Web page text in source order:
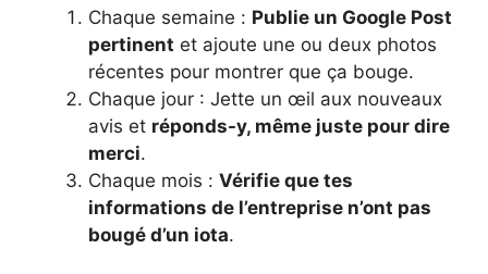
Chaque semaine : Publie un Google Post
pertinent et ajoute une ou deux photos
récentes pour montrer que ça bouge.
Chaque jour : Jette un œil aux nouveaux
avis et réponds-y, même juste pour dire
merci.
Chaque mois : Vérifie que tes
informations de l’entreprise n’ont pas
bougé d’un iota.